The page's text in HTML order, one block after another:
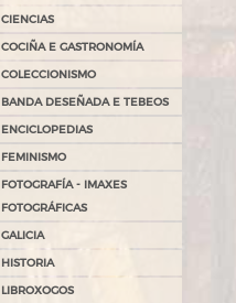
CIENCIAS
COCIÑA E GASTRONOMÍA
COLECCIONISMO
BANDA DESEÑADA E TEBEOS
ENCICLOPEDIAS
FEMINISMO
FOTOGRAFÍA - IMAXES
FOTOGRÁFICAS
GALICIA
HISTORIA
LIBROXOGOS